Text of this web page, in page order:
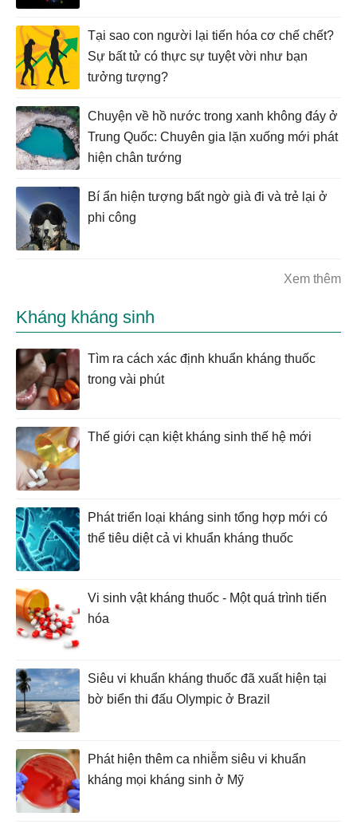
Tại sao con người lại tiến hóa cơ chế chết?
Sự bất tử có thực sự tuyệt vời như bạn
tưởng tượng?
Chuyện về hồ nước trong xanh không đáy ở
Trung Quốc: Chuyên gia lặn xuống mới phát
hiện chân tướng
Bí ẩn hiện tượng bất ngờ già đi và trẻ lại ở
phi công
Xem thêm
Kháng kháng sinh
Tìm ra cách xác định khuẩn kháng thuốc
trong vài phút
Thế giới cạn kiệt kháng sinh thế hệ mới
Phát triển loại kháng sinh tổng hợp mới có
thể tiêu diệt cả vi khuẩn kháng thuốc
Vi sinh vật kháng thuốc - Một quá trình tiến
hóa
Siêu vi khuẩn kháng thuốc đã xuất hiện tại
bờ biển thi đấu Olympic ở Brazil
Phát hiện thêm ca nhiễm siêu vi khuẩn
kháng mọi kháng sinh ở Mỹ